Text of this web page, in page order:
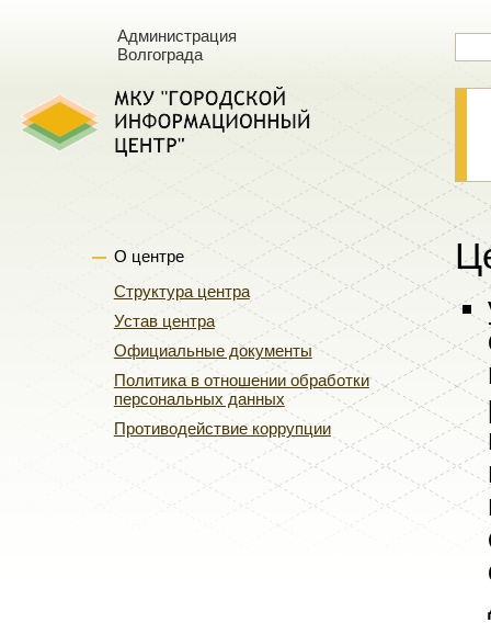
Администрация
Волгограда
О центре
Структура центра
Устав центра
Официальные документы
Политика в отношении обработки
персональных данных
Противодействие коррупции